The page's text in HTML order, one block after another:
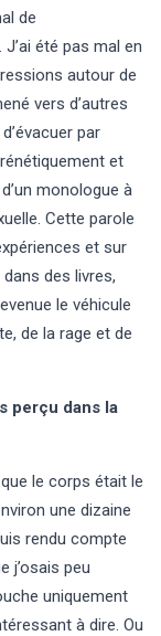
de
été pas mal en
autour de
vers d’autres
par
et
monologue à
Cette parole
et sur
des livres,
le véhicule
de la rage et de
perçu dans la
le corps était le
une dizaine
rendu compte
j’osais peu
uniquement
à dire. Ou